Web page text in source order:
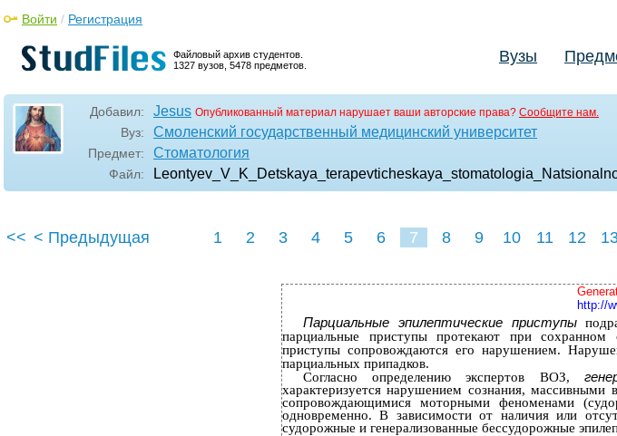
Файловый архив студентов.
1327 вузов, 5478 предметов.
Войти / Регистрация
Вузы
Добавил: Jesus Опубликованный материал нарушает ваши авторские права? Сообщите нам.
Вуз: Смоленский государственный медицинский университет
Предмет: Стоматология
Файл:
<< < Предыдущая 1 2 3 4 5 6 7 8 9 10 11 12
http://
Парциальные эпилептические приступы
парциальные приступы протекают при сохранном
приступы сопровождаются его нарушением.
парциальных припадков.
Согласно определению экспертов ВОЗ,
характеризуется нарушением сознания, массивными
сопровождающимися моторными феноменами
одновременно. В зависимости от наличия или
судорожные и генерализованные бессудорожные